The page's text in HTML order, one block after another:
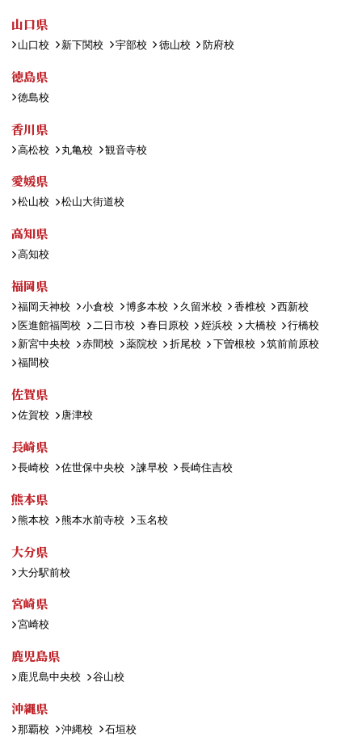
山口県
山口校 新下関校 宇部校 徳山校 防府校
徳島県
徳島校
香川県
高松校 丸亀校 観音寺校
愛媛県
松山校 松山大街道校
高知県
高知校
福岡県
福岡天神校 小倉校 博多本校 久留米校 香椎校
西新校
医進館福岡校
二日市校 春日原校 姪浜校 大橋校
行橋校
新宮中央校
赤間校 薬院校 折尾校 下曽根校
筑前前原校
福間校
佐賀県
佐賀校 唐津校
長崎県
長崎校 佐世保中央校 諫早校 長崎住吉校
熊本県
熊本校 熊本水前寺校 玉名校
大分県
大分駅前校
宮崎県
宮崎校
鹿児島県
鹿児島中央校 谷山校
沖縄県
那覇校 沖縄校 石垣校